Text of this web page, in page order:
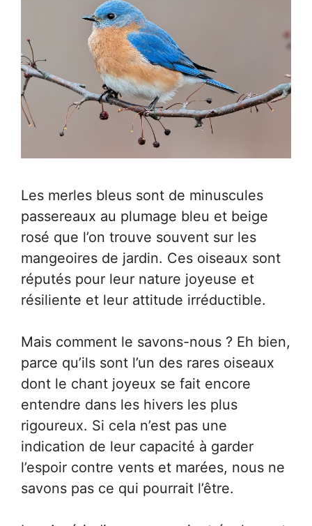
Les merles bleus sont de minuscules
passereaux au plumage bleu et beige
rosé que l’on trouve souvent sur les
mangeoires de jardin. Ces oiseaux sont
réputés pour leur nature joyeuse et
résiliente et leur attitude irréductible.
Mais comment le savons-nous ? Eh bien,
parce qu’ils sont l’un des rares oiseaux
dont le chant joyeux se fait encore
entendre dans les hivers les plus
rigoureux. Si cela n’est pas une
indication de leur capacité à garder
l’espoir contre vents et marées, nous ne
savons pas ce qui pourrait l’être.